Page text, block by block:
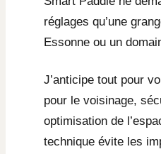
réglages qu’une
Essonne ou un
J’anticipe tout pour
pour le voisinage,
optimisation de
technique évite les